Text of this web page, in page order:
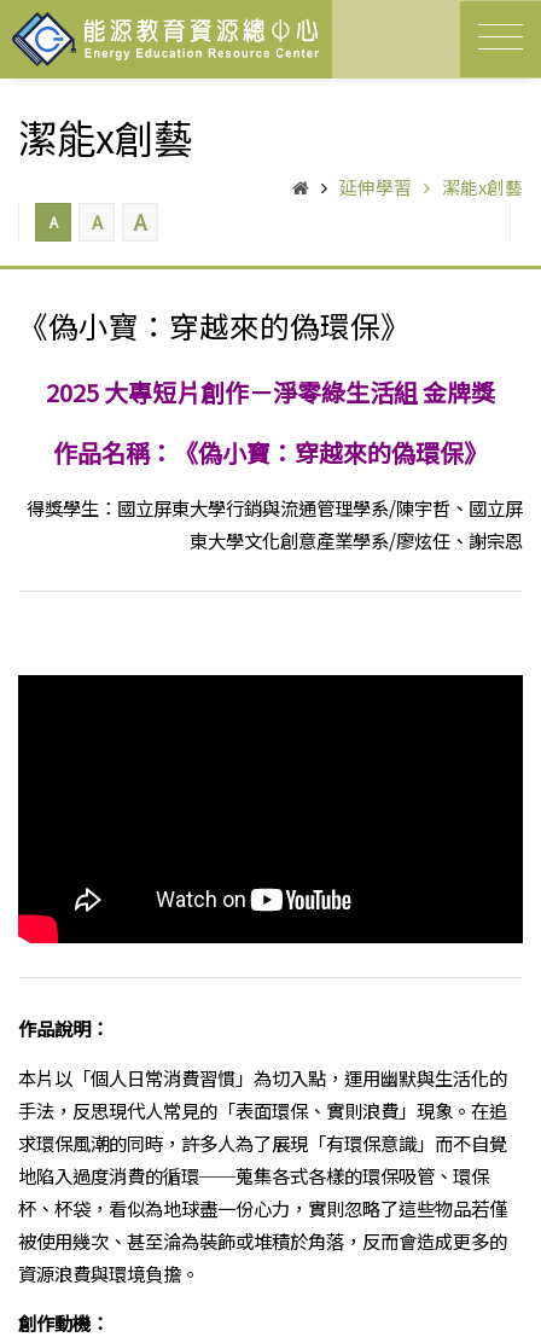
潔能x創藝
延伸學習 潔能x創藝
A A A
《偽小寶：穿越來的偽環保》
2025 大專短片創作－淨零綠生活組金牌獎
作品名稱：《偽小寶：穿越來的偽環保》
得獎學生：國立屏東大學行銷與流通管理學系/陳宇哲、國立屏
東大學文化創意產業學系/廖炫任、謝宗恩
作品說明：
本片以「個人日常消費習慣」為切入點，運用幽默與生活化的
手法，反思現代人常見的「表面環保、實則浪費」現象。在追
求環保風潮的同時，許多人為了展現「有環保意識」而不自覺
地陷入過度消費的循環──蒐集各式各樣的環保吸管、環保
杯、杯袋，看似為地球盡一份心力，實則忽略了這些物品若僅
被使用幾次、甚至淪為裝飾或堆積於角落，反而會造成更多的
資源浪費與環境負擔。
創作動機：